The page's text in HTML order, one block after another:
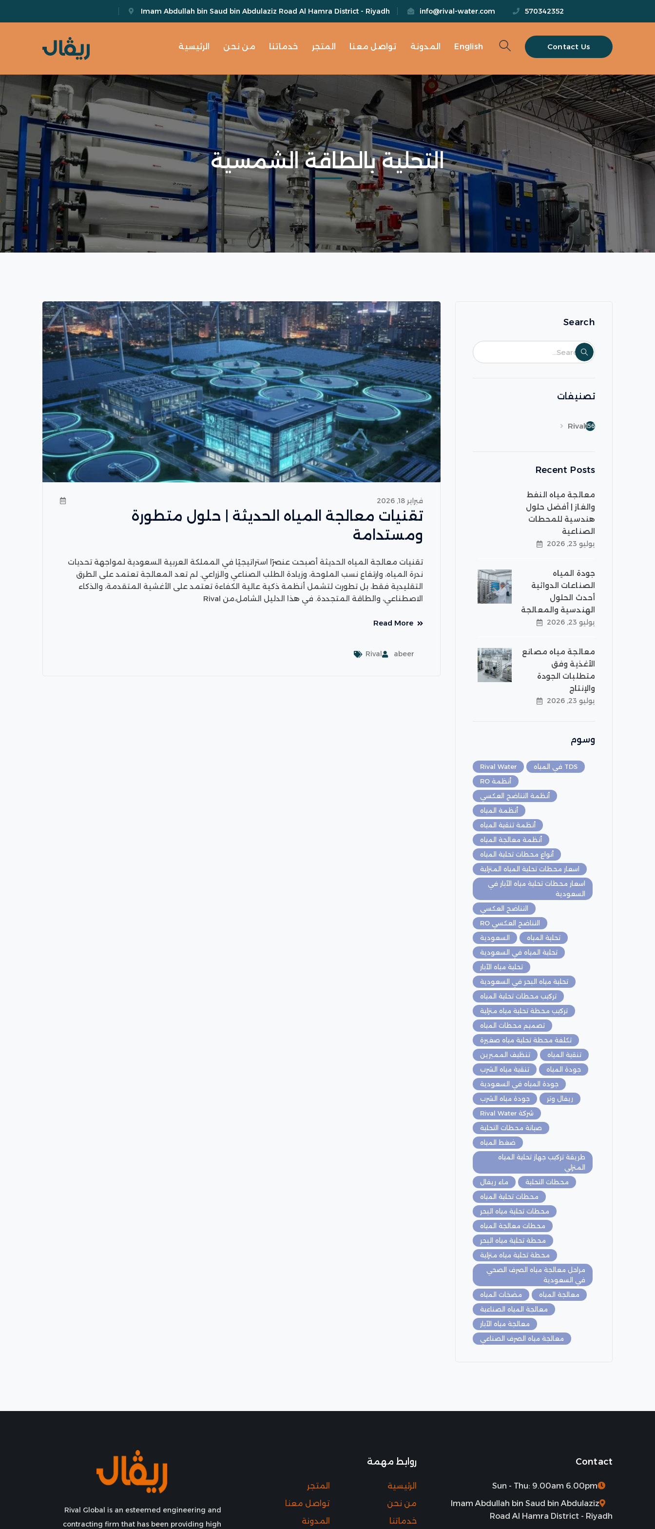
570342352
info@rival-water.com
Imam Abdullah bin Saud bin Abdulaziz Road Al Hamra District - Riyadh
Contact Us الرئيسية من نحن خدماتنا المتجر تواصل معنا المدونة English
التحلية بالطاقة الشمسية
فبراير 18, 2026
تقنيات معالجة المياه الحديثة | حلول متطورة
ومستدامة
تقنيات معالجة المياه الحديثة أصبحت عنصرًا استراتيجيًا في المملكة العربية السعودية لمواجهة تحديات
ندرة المياه، وارتفاع نسب الملوحة، وزيادة الطلب الصناعي والزراعي. لم تعد المعالجة تعتمد على الطرق
التقليدية فقط، بل تطورت لتشمل أنظمة ذكية عالية الكفاءة تعتمد على الأغشية المتقدمة، والذكاء
الاصطناعي، والطاقة المتجددة. في هذا الدليل الشامل،من Rival
Read More
abeer
Rival
Search
تصنيفات
Rival156
Recent Posts
معالجة مياه النفط
والغاز | أفضل حلول
هندسية للمحطات
الصناعية
يوليو 23, 2026
جودة المياه
الصناعات الدوائية
أحدث الحلول
الهندسية والمعالجة
يوليو 23, 2026
معالجة مياه مصانع
الأغذية وفق
متطلبات الجودة
والإنتاج
يوليو 23, 2026
وسوم
Rival Water
TDS في المياه
أنظمة RO
أنظمة التناضح العكسي
أنظمة المياه
أنظمة تنقية المياه
أنظمة معالجة المياه
أنواع محطات تحلية المياه
اسعار محطات تحلية المياه المنزلية
اسعار محطات تحلية مياه الآبار في
السعودية
التناضح العكسي
التناضح العكسي RO
السعودية
تحلية المياه
تحلية المياه في السعودية
تحلية مياه الآبار
تحلية مياه البحر في السعودية
تركيب محطات تحلية المياه
تركيب محطة تحلية مياه منزلية
تصميم محطات المياه
تكلفة محطة تحلية مياه صغيرة
تنظيف الممبرين
تنقية المياه
تنقية مياه الشرب
جودة المياه
جودة المياه في السعودية
جودة مياه الشرب
ريفال وتر
شركة Rival Water
صيانة محطات التحلية
ضغط المياه
طريقة تركيب جهاز تحلية المياه
المنزلي
ماء ريفال
محطات التحلية
محطات تحلية المياه
محطات تحلية مياه البحر
محطات معالجة المياه
محطة تحلية مياه البحر
محطة تحلية مياه منزلية
مراحل معالجة مياه الصرف الصحي
في السعودية
مضخات المياه
معالجة المياه
معالجة المياه الصناعية
معالجة مياه الآبار
معالجة مياه الصرف الصناعي
Rival Global is an esteemed engineering and
contracting firm that has been providing high
روابط مهمة
المتجر
الرئيسية
تواصل معنا
من نحن
المدونة
خدماتنا
Contact
Sun - Thu: 9.00am 6.00pm
Imam Abdullah bin Saud bin Abdulaziz
Road Al Hamra District - Riyadh